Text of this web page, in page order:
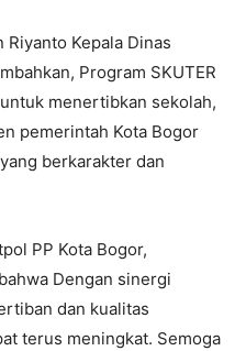
Kepala Dinas
Program SKUTER
menertibkan sekolah,
pemerintah Kota Bogor
berkarakter dan
PP Kota Bogor,
Dengan sinergi
dan kualitas
terus meningkat. Semoga